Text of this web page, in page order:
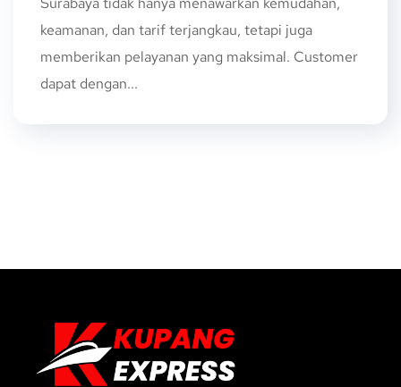
keamanan, dan tarif terjangkau, tetapi juga
memberikan pelayanan yang maksimal. Customer
dapat dengan...